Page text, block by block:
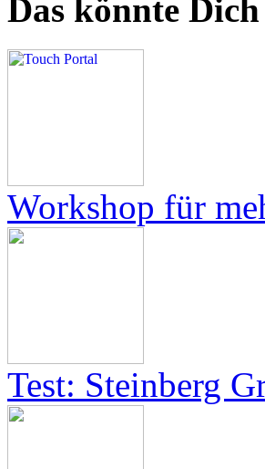
Das könnte
Workshop für
Test: Steinberg